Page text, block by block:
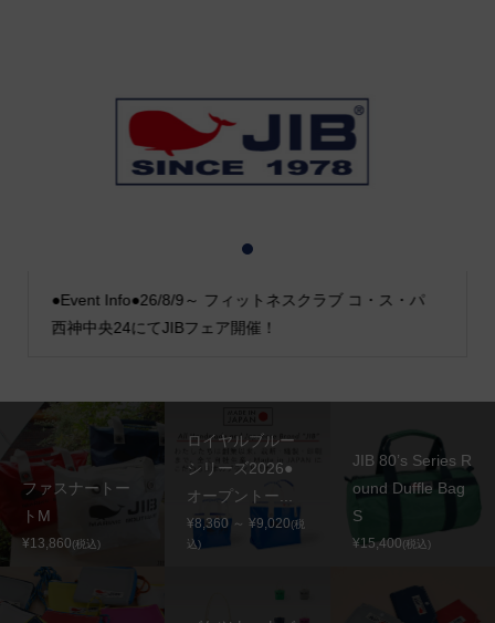
●Event Info●26/8/9～ フィットネスクラブ コ・ス・パ
西神中央24にてJIBフェア開催！
2
ファスナートー
トM
¥13,860(税込)
ロイヤルブルー
シリーズ2026●
オープントー...
¥8,360 ～ ¥9,020(税
込)
JIB 80’s Series R
ound Duffle Bag
S
¥15,400(税込)